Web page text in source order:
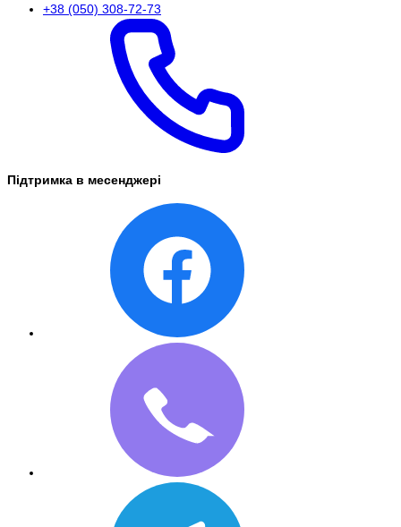
+38 (050) 308-72-73
Підтримка в месенджері